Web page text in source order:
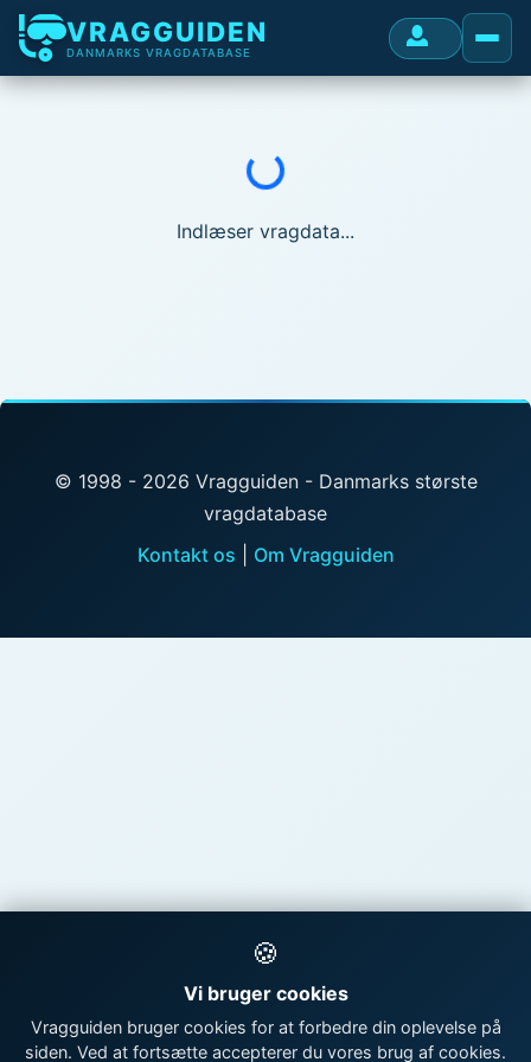
VRAGGUIDEN
DANMARKS VRAGDATABASE
Indlæser...
Indlæser vragdata...
© 1998 - 2026 Vragguiden - Danmarks største
vragdatabase
Kontakt os
Om Vragguiden
🍪
Vi bruger cookies
Vragguiden bruger cookies for at forbedre din oplevelse på
siden. Ved at fortsætte accepterer du vores brug af cookies.